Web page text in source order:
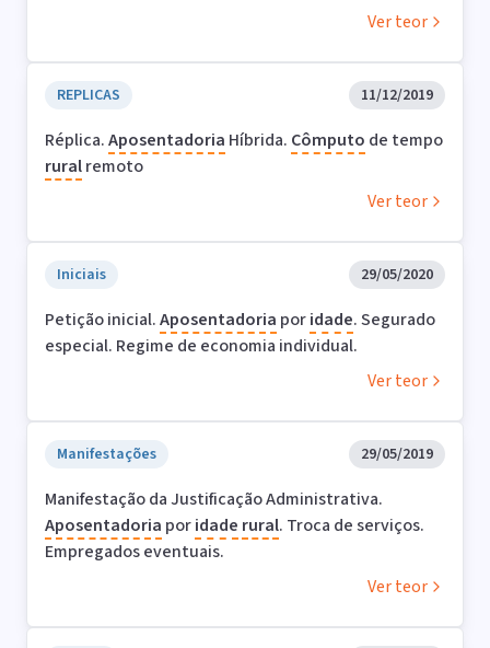
Ver teor
REPLICAS 11/12/2019
Réplica.Aposentadoria Híbrida. Cômputo de tempo
ruralremoto
Ver teor
Iniciais 29/05/2020
Petição inicial.Aposentadoria poridade. Segurado
especial. Regime de economia individual.
Ver teor
Manifestações 29/05/2019
Manifestação da Justificação Administrativa.
Aposentadoria poridade rural. Troca de serviços.
Empregados eventuais.
Ver teor